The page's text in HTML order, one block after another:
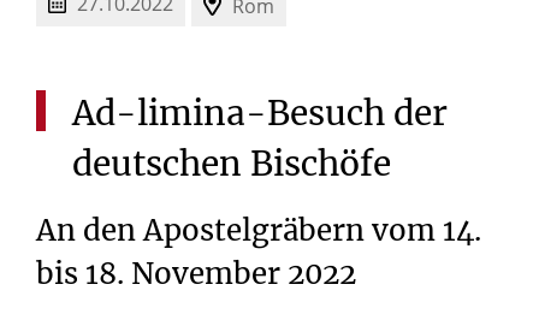
Rom
Ad-limina-Besuch der
deutschen Bischöfe
An den Apostelgräbern vom 14.
bis 18. November 2022